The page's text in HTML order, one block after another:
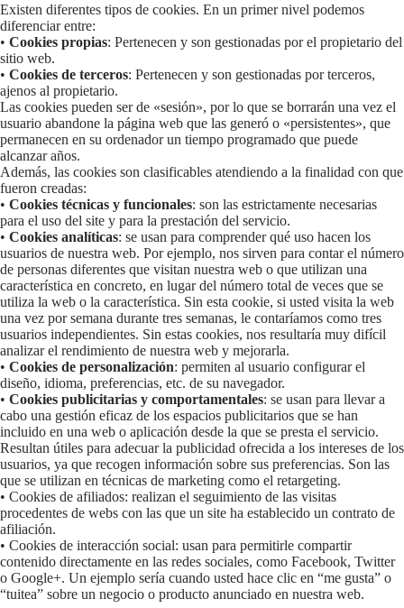
Existen diferentes tipos de cookies. En un primer nivel podemos
diferenciar entre:
• Cookies propias: Pertenecen y son gestionadas por el propietario del
sitio web.
• Cookies de terceros: Pertenecen y son gestionadas por terceros,
ajenos al propietario.
Las cookies pueden ser de «sesión», por lo que se borrarán una vez el
usuario abandone la página web que las generó o «persistentes», que
permanecen en su ordenador un tiempo programado que puede
alcanzar años.
Además, las cookies son clasificables atendiendo a la finalidad con que
fueron creadas:
• Cookies técnicas y funcionales: son las estrictamente necesarias
para el uso del site y para la prestación del servicio.
• Cookies analíticas: se usan para comprender qué uso hacen los
usuarios de nuestra web. Por ejemplo, nos sirven para contar el número
de personas diferentes que visitan nuestra web o que utilizan una
característica en concreto, en lugar del número total de veces que se
utiliza la web o la característica. Sin esta cookie, si usted visita la web
una vez por semana durante tres semanas, le contaríamos como tres
usuarios independientes. Sin estas cookies, nos resultaría muy difícil
analizar el rendimiento de nuestra web y mejorarla.
• Cookies de personalización: permiten al usuario configurar el
diseño, idioma, preferencias, etc. de su navegador.
• Cookies publicitarias y comportamentales: se usan para llevar a
cabo una gestión eficaz de los espacios publicitarios que se han
incluido en una web o aplicación desde la que se presta el servicio.
Resultan útiles para adecuar la publicidad ofrecida a los intereses de los
usuarios, ya que recogen información sobre sus preferencias. Son las
que se utilizan en técnicas de marketing como el retargeting.
• Cookies de afiliados: realizan el seguimiento de las visitas
procedentes de webs con las que un site ha establecido un contrato de
afiliación.
• Cookies de interacción social: usan para permitirle compartir
contenido directamente en las redes sociales, como Facebook, Twitter
o Google+. Un ejemplo sería cuando usted hace clic en “me gusta” o
“tuitea” sobre un negocio o producto anunciado en nuestra web.